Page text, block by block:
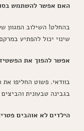
האם אפשר להשתמש
בהחלט! השילוב המגוון
שינוי יכול להפתיע
אפשר להפוך את
בוודאי. פשוט החליפו
בגבינה טבעונית
הילדים לא אוהבים